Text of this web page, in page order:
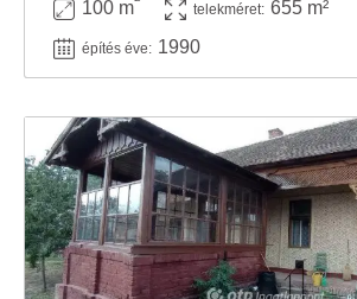
100 m telekméret: 655 m²
építés éve: 1990